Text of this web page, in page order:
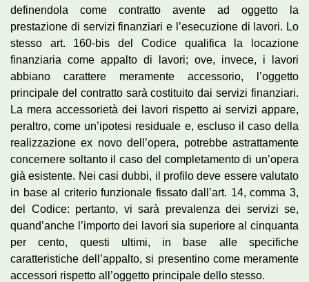
definendola come contratto avente ad oggetto la
prestazione di servizi finanziari e l’esecuzione di lavori. Lo
stesso art. 160-bis del Codice qualifica la locazione
finanziaria come appalto di lavori; ove, invece, i lavori
abbiano carattere meramente accessorio, l’oggetto
principale del contratto sarà costituito dai servizi finanziari.
La mera accessorietà dei lavori rispetto ai servizi appare,
peraltro, come un’ipotesi residuale e, escluso il caso della
realizzazione ex novo dell’opera, potrebbe astrattamente
concernere soltanto il caso del completamento di un’opera
già esistente. Nei casi dubbi, il profilo deve essere valutato
in base al criterio funzionale fissato dall’art. 14, comma 3,
del Codice: pertanto, vi sarà prevalenza dei servizi se,
quand’anche l’importo dei lavori sia superiore al cinquanta
per cento, questi ultimi, in base alle specifiche
caratteristiche dell’appalto, si presentino come meramente
accessori rispetto all’oggetto principale dello stesso.